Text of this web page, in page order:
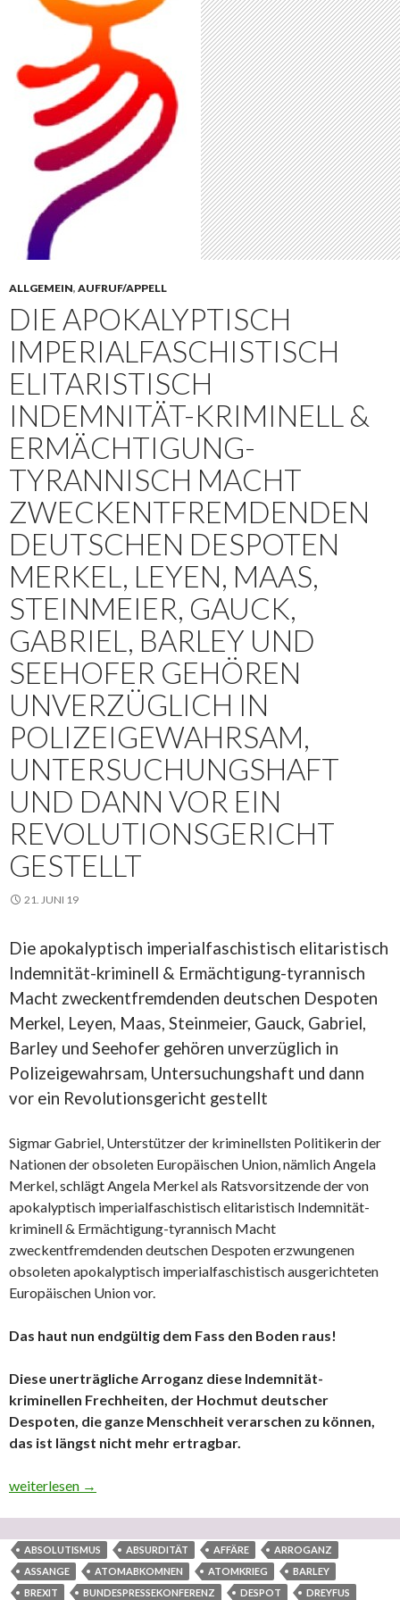
ALLGEMEIN, AUFRUF/APPELL
DIE APOKALYPTISCH
IMPERIALFASCHISTISCH
ELITARISTISCH
INDEMNITÄT-KRIMINELL &
ERMÄCHTIGUNG-
TYRANNISCH MACHT
ZWECKENTFREMDENDEN
DEUTSCHEN DESPOTEN
MERKEL, LEYEN, MAAS,
STEINMEIER, GAUCK,
GABRIEL, BARLEY UND
SEEHOFER GEHÖREN
UNVERZÜGLICH IN
POLIZEIGEWAHRSAM,
UNTERSUCHUNGSHAFT
UND DANN VOR EIN
REVOLUTIONSGERICHT
GESTELLT
21. JUNI 19
Die apokalyptisch imperialfaschistisch elitaristisch
Indemnität-kriminell & Ermächtigung-tyrannisch
Macht zweckentfremdenden deutschen Despoten
Merkel, Leyen, Maas, Steinmeier, Gauck, Gabriel,
Barley und Seehofer gehören unverzüglich in
Polizeigewahrsam, Untersuchungshaft und dann
vor ein Revolutionsgericht gestellt
Sigmar Gabriel, Unterstützer der kriminellsten Politikerin der
Nationen der obsoleten Europäischen Union, nämlich Angela
Merkel, schlägt Angela Merkel als Ratsvorsitzende der von
apokalyptisch imperialfaschistisch elitaristisch Indemnität-
kriminell & Ermächtigung-tyrannisch Macht
zweckentfremdenden deutschen Despoten erzwungenen
obsoleten apokalyptisch imperialfaschistisch ausgerichteten
Europäischen Union vor.
Das haut nun endgültig dem Fass den Boden raus!
Diese unerträgliche Arroganz diese Indemnität-
kriminellen Frechheiten, der Hochmut deutscher
Despoten, die ganze Menschheit verarschen zu können,
das ist längst nicht mehr ertragbar.
Die apokalyptisch imperialfaschistisch elitaristisch Indemnität-
weiterlesen →
ABSOLUTISMUS ABSURDITÄT AFFÄRE
ARROGANZ
ASSANGE
ATOMABKOMNEN ATOMKRIEG
BARLEY
BREXIT
BUNDESPRESSEKONFERENZ DESPOT DREYFUS